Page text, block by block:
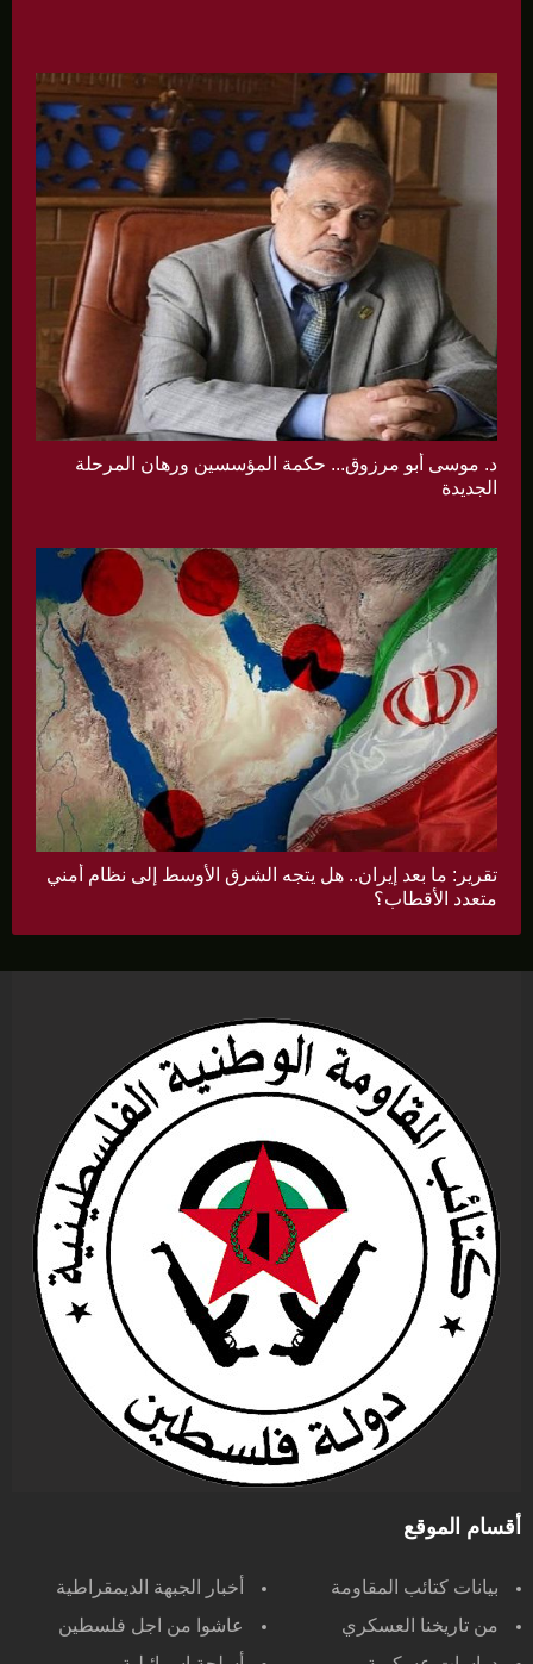
د. موسى أبو مرزوق... حكمة المؤسسين ورهان المرحلة
الجديدة
تقرير: ما بعد إيران.. هل يتجه الشرق الأوسط إلى نظام أمني
متعدد الأقطاب؟
أقسام الموقع
بيانات كتائب المقاومة
أخبار الجبهة الديمقراطية
من تاريخنا العسكري
عاشوا من اجل فلسطين